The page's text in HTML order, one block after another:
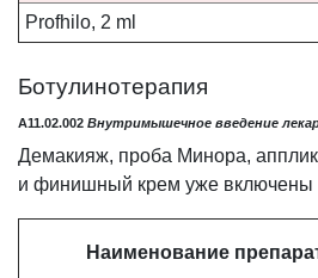
Profhilo, 2 ml
Ботулинотерапия
A11.02.002 Внутримышечное введение
Демакияж, проба Минора,
и финишный крем уже включены
Наименование